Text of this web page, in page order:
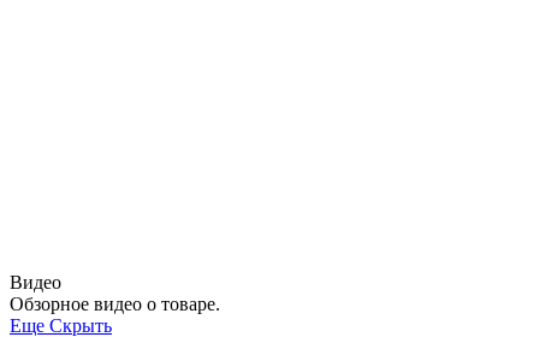
Видео
Обзорное видео о товаре.
Еще Скрыть